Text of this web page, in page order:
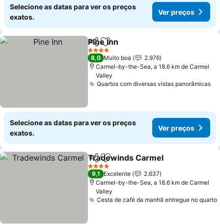
Selecione as datas para ver os preços
exatos.
Ver preços
PartilharAdicionar aos favoritos
Pine Inn
4 Estrelas
8,0 Muito boa
2.976
Carmel-by-the-Sea, a 18.6 km de Carmel
Valley
Quartos com diversas vistas panorâmicas
Selecione as datas para ver os preços
exatos.
Ver preços
PartilharAdicionar aos favoritos
Tradewinds Carmel
4 Estrelas
9,1 Excelente
2.637
Carmel-by-the-Sea, a 18.6 km de Carmel
Valley
Cesta de café da manhã entregue no quarto